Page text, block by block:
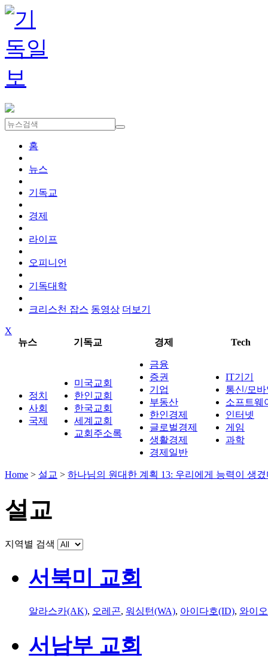
홈
뉴스
기독교
경제
라이프
오피니언
기독대학
크리스천 잡스 동영상 더보기
X
뉴스
기독교 경제 Tech
정치
사회
국제
미국교회
한인교회
한국교회
세계교회
교회주소록
금융
증권
기업
부동산
한인경제
글로벌경제
생활경제
경제일반
IT기기
통신/모
소프트웨
인터넷
게임
과학
Home > 설교 > 하나님의 원대한 계획 13: 우리에게 능력이 생
설교
지역별 검색
서북미 교회
알라스카(AK), 오레곤, 워싱턴(WA), 아이다호(ID), 와이
서남부 교회